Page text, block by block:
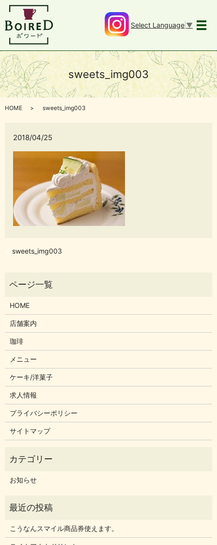
メ
Select Language ▼
sweets_img003
HOME sweets_img003
2018/04/25
sweets_img003
HOME
店舗案内
珈琲
メニュー
ケーキ/洋菓子
求人情報
プライバシーポリシー
サイトマップ
お知らせ
こうなんスマイル商品券使えます。